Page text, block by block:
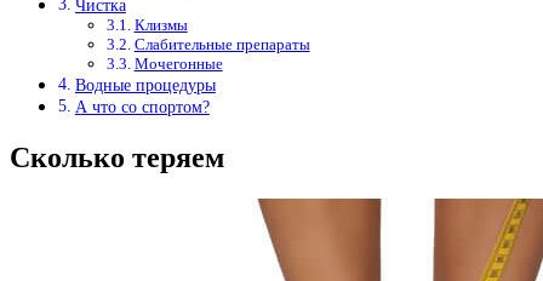
Чистка
Клизмы
Слабительные препараты
Мочегонные
Водные процедуры
А что со спортом?
Сколько теряем